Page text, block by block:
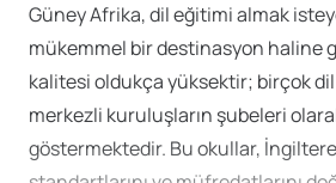
Güney Afrika, dil eğitimi almak
mükemmel bir destinasyon haline
kalitesi oldukça yüksektir; birçok
merkezli kuruluşların şubeleri
göstermektedir. Bu okullar,